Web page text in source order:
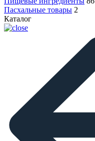
Пасхальные товары 2
Каталог